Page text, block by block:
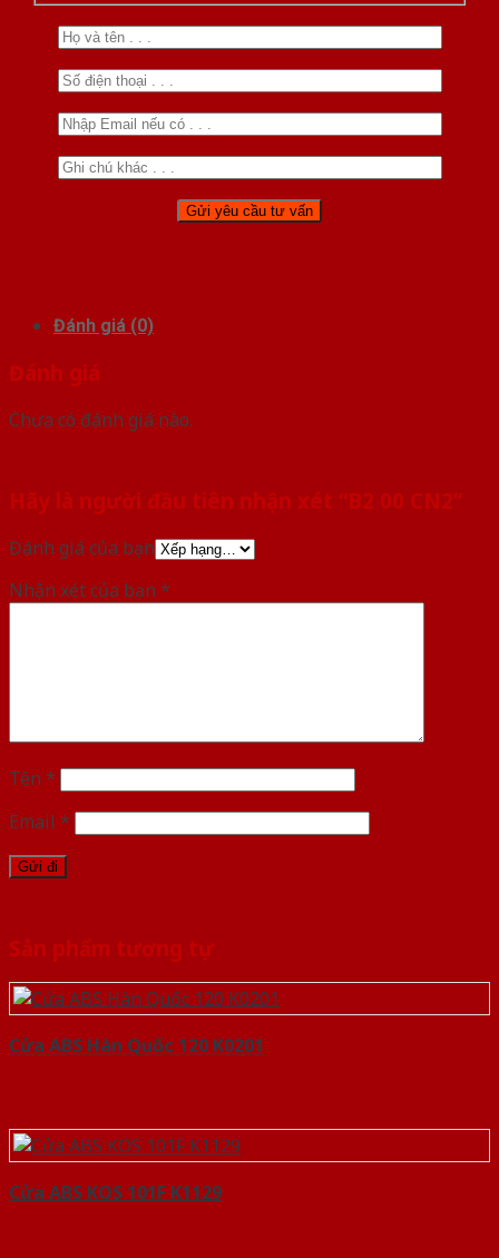
Đánh giá (0)
Đánh giá
Chưa có đánh giá nào.
Hãy là người đầu tiên nhận xét “B2 00 CN2”
Đánh giá của bạn
Nhận xét của bạn *
Tên *
Email *
Sản phẩm tương tự
Cửa ABS Hàn Quốc 120 K0201
Cửa ABS KOS 101F K1129